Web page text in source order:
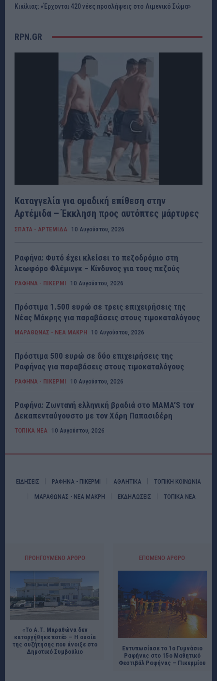
Κικίλιας: «Έρχονται 420 νέες προσλήψεις στο Λιμενικό Σώμα»
RPN.GR
Καταγγελία για ομαδική επίθεση στην
Αρτέμιδα – Έκκληση προς αυτόπτες μάρτυρες
ΣΠΑΤΑ - ΑΡΤΕΜΙΔΑ 10 Αυγούστου, 2026
Ραφήνα: Φυτό έχει κλείσει το πεζοδρόμιο στη
λεωφόρο Φλέμινγκ – Κίνδυνος για τους πεζούς
ΡΑΦΗΝΑ - ΠΙΚΕΡΜΙ 10 Αυγούστου, 2026
Πρόστιμα 1.500 ευρώ σε τρεις επιχειρήσεις της
Νέας Μάκρης για παραβάσεις στους τιμοκαταλόγους
ΜΑΡΑΘΩΝΑΣ - ΝΕΑ ΜΑΚΡΗ 10 Αυγούστου, 2026
Πρόστιμα 500 ευρώ σε δύο επιχειρήσεις της
Ραφήνας για παραβάσεις στους τιμοκαταλόγους
ΡΑΦΗΝΑ - ΠΙΚΕΡΜΙ 10 Αυγούστου, 2026
Ραφήνα: Ζωντανή ελληνική βραδιά στο MAMA’S τον
Δεκαπενταύγουστο με τον Χάρη Παπασιδέρη
ΤΟΠΙΚΑ ΝΕΑ 10 Αυγούστου, 2026
ΕΙΔΗΣΕΙΣ ΡΑΦΗΝΑ - ΠΙΚΕΡΜΙ ΑΘΛΗΤΙΚΑ ΤΟΠΙΚΗ ΚΟΙΝΩΝΙΑ
ΜΑΡΑΘΩΝΑΣ - ΝΕΑ ΜΑΚΡΗ ΕΚΔΗΛΩΣΕΙΣ ΤΟΠΙΚΑ ΝΕΑ
ΠΡΟΗΓΟΎΜΕΝΟ ΆΡΘΡΟ
«Το Α.Τ. Μαραθώνα δεν
καταργήθηκε ποτέ» — Η ουσία
της συζήτησης που άνοιξε στο
Δημοτικό Συμβούλιο
ΕΠΌΜΕΝΟ ΆΡΘΡΟ
Εντυπωσίασε το 1ο Γυμνάσιο
Ραφήνας στο 15ο Μαθητικό
Φεστιβάλ Ραφήνας – Πικερμίου